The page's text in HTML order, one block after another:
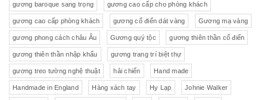
gương baroque sang trọng gương cao cấp cho phòng khách
gương cao cấp phòng khách gương cổ điển dát vàng Gương mạ vàng
gương phong cách châu Âu Gương quý tộc gương thiên thần cổ điển
gương thiên thần nhập khẩu gương trang trí biệt thự
gương treo tường nghệ thuật hải chiến Hand made
Handmade in England Hàng xách tay Hy Lạp Johnie Walker